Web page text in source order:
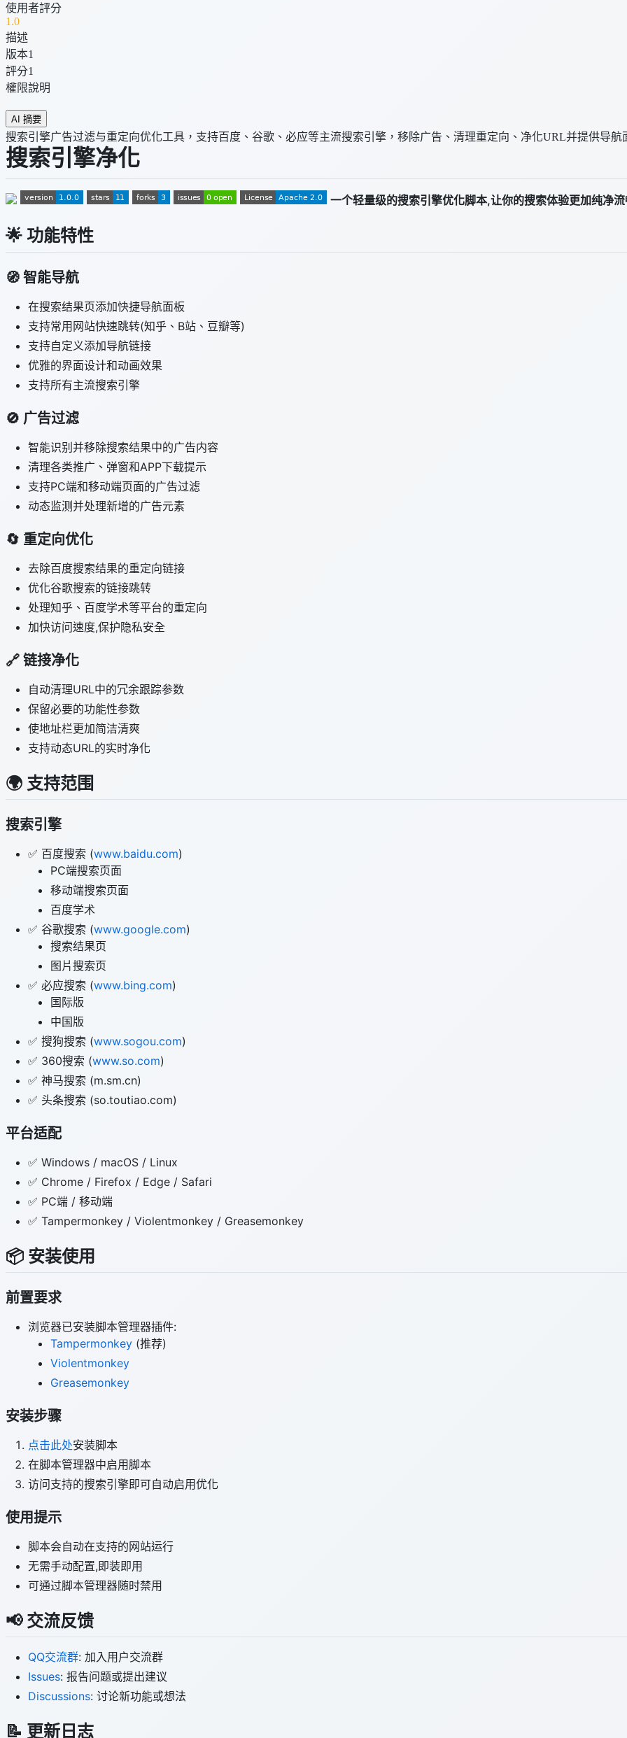
使用者評分
1 .0
描述
版本1
評分1
權限說明
AI 摘要
搜索引擎广告过滤与重定向优化工具，支持百度、谷歌、必应等主流搜索引擎，移除广告、清理重定向、净化URL并提供导航
搜索引擎净化
一个轻量级的搜索引擎优化脚本,让你的搜索体验更加纯净
🌟 功能特性
🧭 智能导航
在搜索结果页添加快捷导航面板
支持常用网站快速跳转(知乎、B站、豆瓣等)
支持自定义添加导航链接
优雅的界面设计和动画效果
支持所有主流搜索引擎
🚫 广告过滤
智能识别并移除搜索结果中的广告内容
清理各类推广、弹窗和APP下载提示
支持PC端和移动端页面的广告过滤
动态监测并处理新增的广告元素
🔄 重定向优化
去除百度搜索结果的重定向链接
优化谷歌搜索的链接跳转
处理知乎、百度学术等平台的重定向
加快访问速度,保护隐私安全
🔗 链接净化
自动清理URL中的冗余跟踪参数
保留必要的功能性参数
使地址栏更加简洁清爽
支持动态URL的实时净化
🌍 支持范围
搜索引擎
✅ 百度搜索 (www.baidu.com)
PC端搜索页面
移动端搜索页面
百度学术
✅ 谷歌搜索 (www.google.com)
搜索结果页
图片搜索页
✅ 必应搜索 (www.bing.com)
国际版
中国版
✅ 搜狗搜索 (www.sogou.com)
✅ 360搜索 (www.so.com)
✅ 神马搜索 (m.sm.cn)
✅ 头条搜索 (so.toutiao.com)
平台适配
✅ Windows / macOS / Linux
✅ Chrome / Firefox / Edge / Safari
✅ PC端 / 移动端
✅ Tampermonkey / Violentmonkey / Greasemonkey
📦 安装使用
前置要求
浏览器已安装脚本管理器插件:
Tampermonkey (推荐)
Violentmonkey
Greasemonkey
安装步骤
点击此处安装脚本
在脚本管理器中启用脚本
访问支持的搜索引擎即可自动启用优化
使用提示
脚本会自动在支持的网站运行
无需手动配置,即装即用
可通过脚本管理器随时禁用
📢 交流反馈
QQ交流群: 加入用户交流群
Issues: 报告问题或提出建议
Discussions: 讨论新功能或想法
📝 更新日志